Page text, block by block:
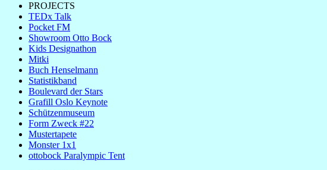
PROJECTS
TEDx Talk
Pocket FM
Showroom Otto Bock
Kids Designathon
Mitki
Buch Henselmann
Statistikband
Boulevard der Stars
Grafill Oslo Keynote
Schützenmuseum
Form Zweck #22
Mustertapete
Monster 1x1
ottobock Paralympic Tent